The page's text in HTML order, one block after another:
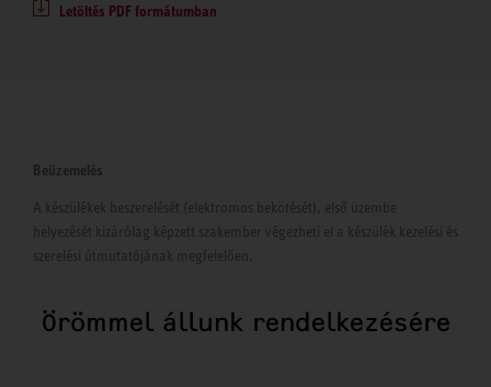
Letöltés PDF formátumban
Beüzemelés
A készülékek beszerelését (elektromos bekötését), első üzembe
helyezését kizárólag képzett szakember végezheti el a készülék kezelési és
szerelési útmutatójának megfelelően.
Örömmel állunk rendelkezésére